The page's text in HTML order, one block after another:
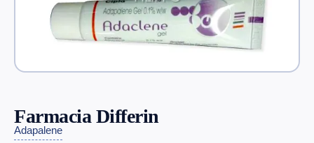
Farmacia Differin
Adapalene